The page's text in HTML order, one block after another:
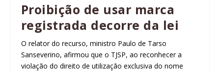
Proibição de usar marca
registrada decorre da lei
O relator do recurso, ministro Paulo de Tarso
Sanseverino, afirmou que o TJSP, ao reconhecer a
violação do direito de utilização exclusiva do nome